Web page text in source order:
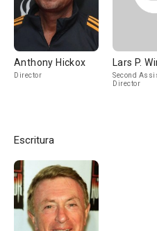
Anthony Hickox
Director
Lars P.
Second
Director
Escritura